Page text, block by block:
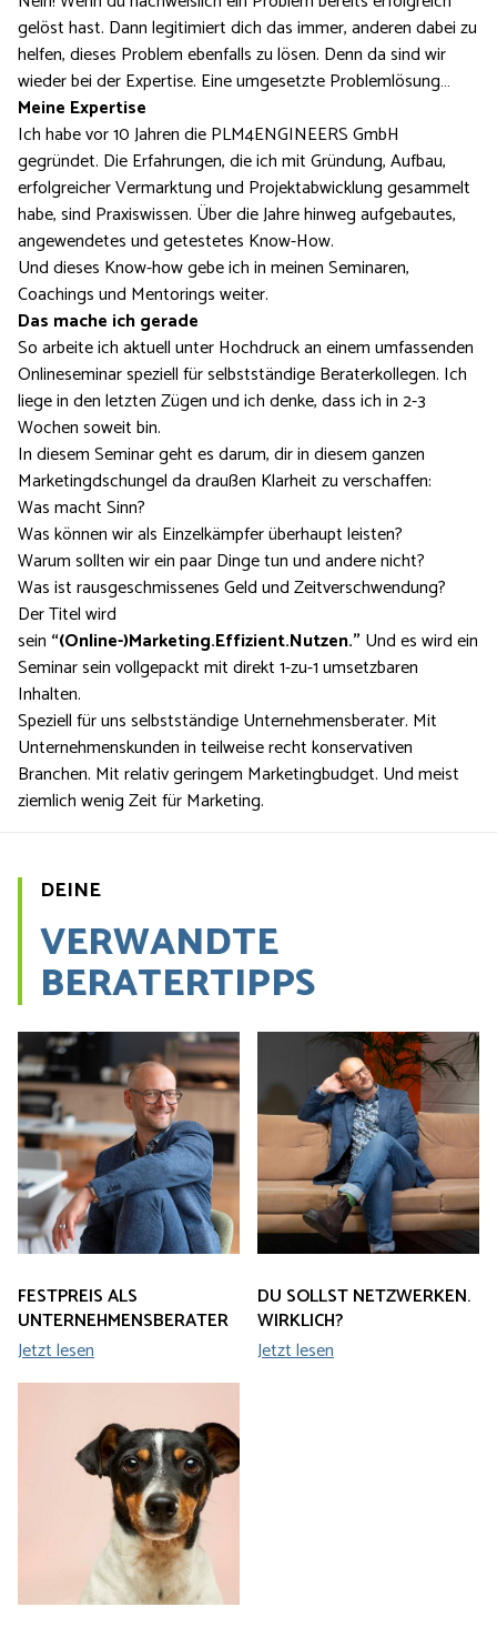
gelöst hast. Dann legitimiert dich das immer, anderen dabei zu
helfen, dieses Problem ebenfalls zu lösen. Denn da sind wir
wieder bei der Expertise. Eine umgesetzte Problemlösung…
Meine Expertise
Ich habe vor 10 Jahren die PLM4ENGINEERS GmbH
gegründet. Die Erfahrungen, die ich mit Gründung, Aufbau,
erfolgreicher Vermarktung und Projektabwicklung gesammelt
habe, sind Praxiswissen. Über die Jahre hinweg aufgebautes,
angewendetes und getestetes Know-How.
Und dieses Know-how gebe ich in meinen Seminaren,
Coachings und Mentorings weiter.
Das mache ich gerade
So arbeite ich aktuell unter Hochdruck an einem umfassenden
Onlineseminar speziell für selbstständige Beraterkollegen. Ich
liege in den letzten Zügen und ich denke, dass ich in 2-3
Wochen soweit bin.
In diesem Seminar geht es darum, dir in diesem ganzen
Marketingdschungel da draußen Klarheit zu verschaffen:
Was macht Sinn?
Was können wir als Einzelkämpfer überhaupt leisten?
Warum sollten wir ein paar Dinge tun und andere nicht?
Was ist rausgeschmissenes Geld und Zeitverschwendung?
Der Titel wird
sein “(Online-)Marketing.Effizient.Nutzen.”Und es wird ein
Seminar sein vollgepackt mit direkt 1-zu-1 umsetzbaren
Inhalten.
Speziell für uns selbstständige Unternehmensberater. Mit
Unternehmenskunden in teilweise recht konservativen
Branchen. Mit relativ geringem Marketingbudget. Und meist
ziemlich wenig Zeit für Marketing.
DEINE
VERWANDTE
BERATERTIPPS
FESTPREIS ALS
UNTERNEHMENSBERATER
Jetzt lesen
DU SOLLST NETZWERKEN.
WIRKLICH?
Jetzt lesen